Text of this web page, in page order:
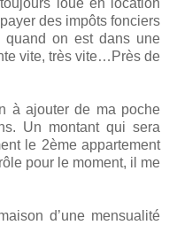
loué en location
des impôts fonciers
on est dans une
vite, très vite…Près de
à ajouter de ma poche
Un montant qui sera
le 2ème appartement
pour le moment, il me
d’une mensualité